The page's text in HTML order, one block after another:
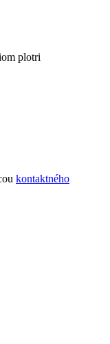
kontaktného